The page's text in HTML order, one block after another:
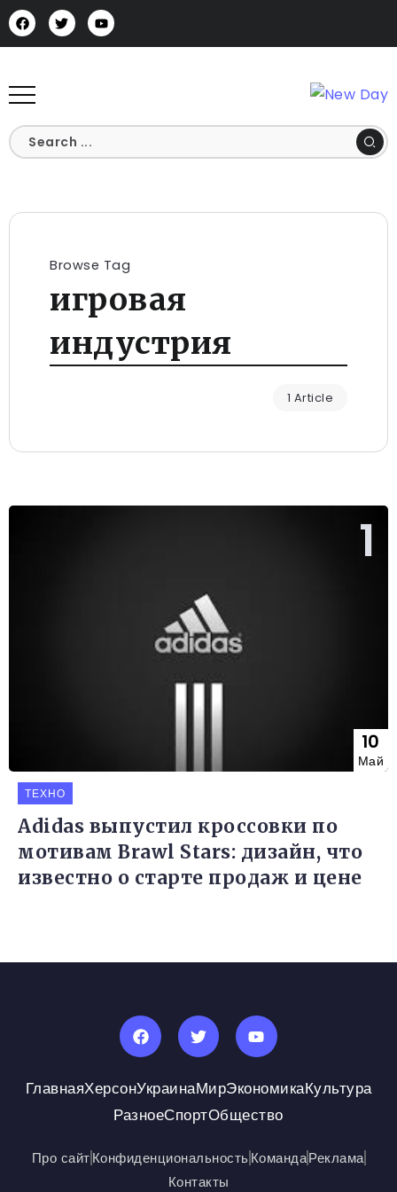
Browse Tag
игровая
индустрия
1 Article
10
Май
ТЕХНО
Adidas выпустил кроссовки по
мотивам Brawl Stars: дизайн, что
известно о старте продаж и цене
ГлавнаяХерсонУкраинаМирЭкономикаКультура
РазноеСпортОбщество
Про сайтКонфиденциональностьКомандаРеклама
Контакты